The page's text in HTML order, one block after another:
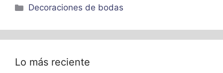
Categorías
Decoraciones de bodas
Lo más reciente